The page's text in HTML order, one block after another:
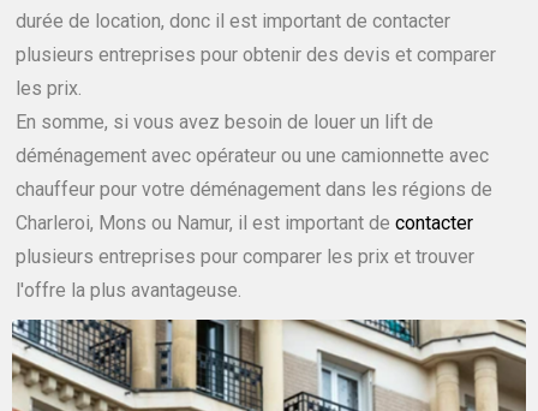
durée de location, donc il est important de contacter
plusieurs entreprises pour obtenir des devis et comparer
les prix.
En somme, si vous avez besoin de louer un lift de
déménagement avec opérateur ou une camionnette avec
chauffeur pour votre déménagement dans les régions de
Charleroi, Mons ou Namur, il est important de contacter
plusieurs entreprises pour comparer les prix et trouver
l'offre la plus avantageuse.